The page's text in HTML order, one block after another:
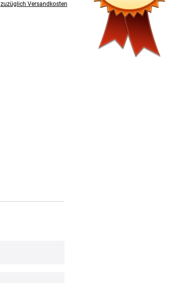
zuzüglich Versandkosten